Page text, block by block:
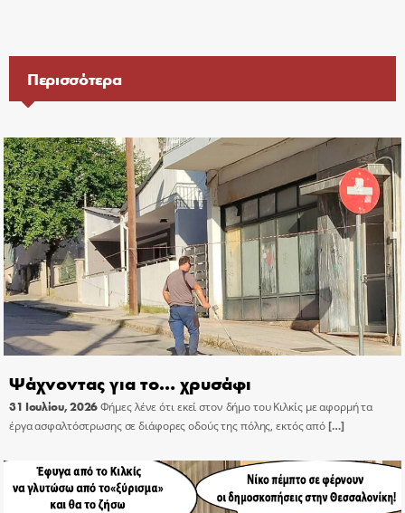
Περισσότερα
Ψάχνοντας για το… χρυσάφι
31 Ιουλίου, 2026Φήμες λένε ότι εκεί στον δήμο του Κιλκίς με αφορμή τα
έργα ασφαλτόστρωσης σε διάφορες οδούς της πόλης, εκτός από[…]